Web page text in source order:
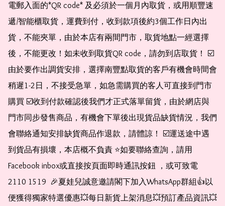
電郵入面的*QR code* 及必須於一個月內取貨，或用順豐速
遞/智能櫃取貨，運費到付，收到款項後約3個工作日內出
貨，不能夾單，由於本店有兩間門市，取貨地點一經選擇
後，不能更改！如未收到取貨QR code，請勿到店取貨！ ☑️
由於要作出調貨安排，選擇南豐點取貨的客戶有機會時間會
稍遲1-2日，不接受急單，如急需購買的客人可直接到門市
購買 ☑️收到付款確認後我們才正式落單留貨，由於網店與
門市同步發售商品，有機會下單後出現貨品缺貨情況，我們
會聯絡通知安排缺貨商品作退款，請體諒！ ☑️運送途中遇
到貨品有損壞，本店概不負責 ⭐️如要聯絡查詢，請用
Facebook inbox或直接按頁面即時通訊按鈕 ，或可致電
2110 1519  🎉夏娃兒誠意邀請閣下加入WhatsApp群組👍以
便獲得獨家特選優惠💥每日新貨上架消息💥預訂產品資訊💥